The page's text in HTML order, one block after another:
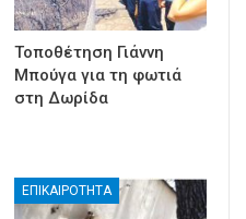
Τοποθέτηση Γιάννη
Μπούγα για τη φωτιά
στη Δωρίδα
ΕΠΙΚΑΙΡΟΤΗΤΑ